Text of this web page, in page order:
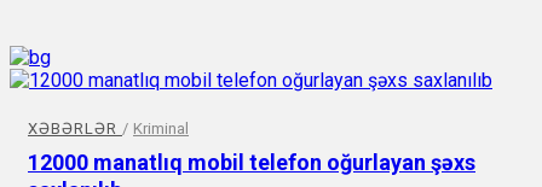
XƏBƏRLƏR / Kriminal
12000 manatlıq mobil telefon oğurlayan şəxs